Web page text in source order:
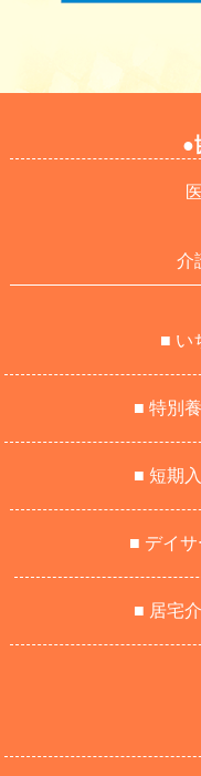
●
介
■ い
■ 特別
■ 短期
■ デイ
■ 居宅